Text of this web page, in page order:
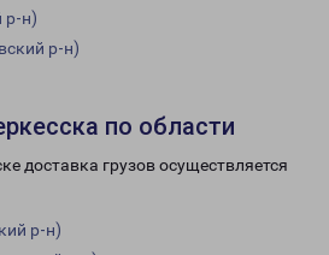
р-н)
р-н)
по области
доставка грузов осуществляется
р-н)